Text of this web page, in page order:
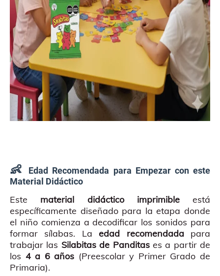
👶
Edad Recomendada para Empezar con este
Material Didáctico
Este material didáctico imprimibleestá
específicamente diseñado para la etapa donde
el niño comienza a decodificar los sonidos para
formar sílabas. La edad recomendadapara
trabajar las Silabitas de Panditases a partir de
los 4 a 6 años (Preescolar y Primer Grado de
Primaria).